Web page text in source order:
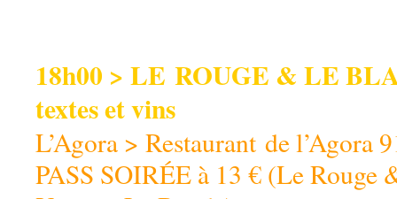
18h00 > LE ROUGE & LE
textes et vins
L’Agora > Restaurant de l’Agora
PASS SOIRÉE à 13 € (Le Rouge